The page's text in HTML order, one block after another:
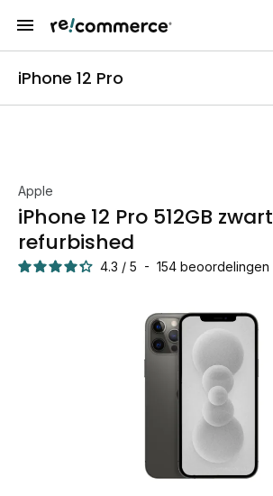
iPhone 12 Pro
Apple
iPhone 12 Pro 512GB zwart
refurbished
4.3 / 5 - 154 beoordelingen